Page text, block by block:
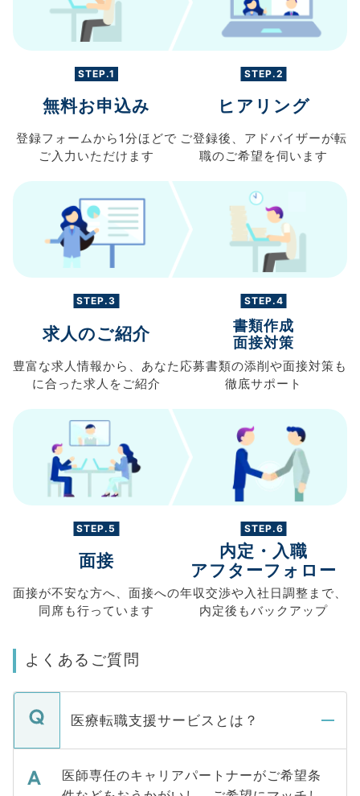
STEP.1
無料お申込み
登録フォームから 1分ほどで
ご入力 いただけます
STEP.2
ヒアリング
ご登録後、 アドバイザーが転
職のご希望を伺います
STEP.3
求人のご紹介
豊富な求人情報から、 あなた
に合った求人を ご紹介
STEP.4
書類作成
面接対策
応募書類の添削や面接対策も
徹底サポート
STEP.5
面接
面接が不安な方へ、 面接への
同席も行っています
STEP.6
内定・入職
アフターフォロー
年収交渉や入社日調整まで、
内定後もバックアップ
よくあるご質問
医療転職支援サービスとは？
医師専任のキャリアパートナーがご希望条